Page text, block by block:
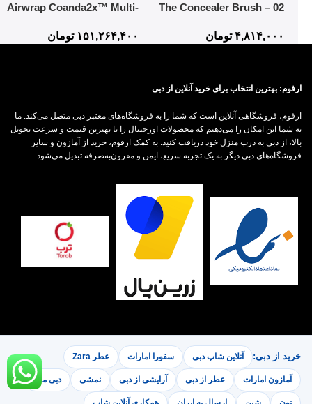
02 The Concealer Brush –
Application In Half The Time
۴,۸۱۴,۰۰۰ تومان
Airwrap Coanda2x™ Multi-
۱۵۱,۲۶۴,۴۰۰ تومان
ارفوم: بهترین انتخاب برای خرید آنلاین از دبی
ارفوم، فروشگاهی آنلاین است که شما را به فروشگاه‌های معتبر دبی متصل می‌کند. ما
به شما این امکان را می‌دهیم که محصولات اورجینال را با بهترین قیمت و سرعت تحویل
بالا، از دبی به درب منزل خود دریافت کنید. به کمک ارفوم، خرید از آمازون و سایر
فروشگاه‌های دبی دیگر به یک تجربه سریع، ایمن و مقرون‌به‌صرفه تبدیل می‌شود.
خرید از دبی: آنلاین شاپ دبی سفورا امارات عطر Zara
آمازون امارات عطر از دبی آرایشی از دبی نمشی دبی مال